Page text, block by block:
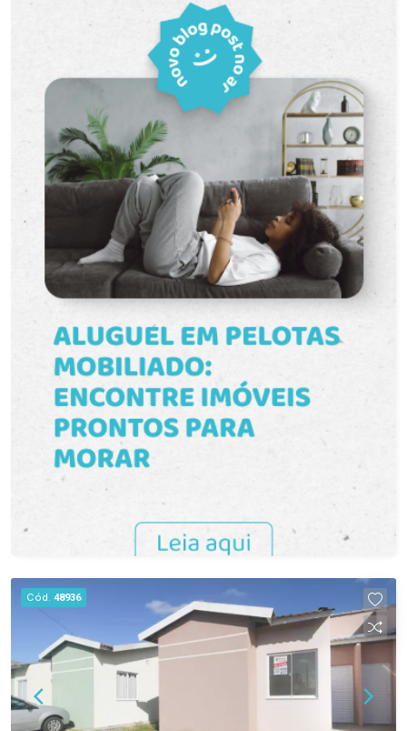
ideal para lazer, jardinagem ou pequenas
reuniões. Área de serviço 1 vaga de garagem
Imóvel nunca habitado com ambientes arejados e
iluminados. O condomínio oferece:
Portaria/segurança Piscina Academia Salão de
festas Áreas verdes e espaços de lazer
Playground Perfeito para famílias pequenas,
casais ou investidores. Pronto para morar!
Excelente oportunidade para quem busca morar
com tranquilidade, segurança e uma ótima
infraestrutura! Agende já sua visita e venha
conhecer seu novo lar!
Cód. 48936